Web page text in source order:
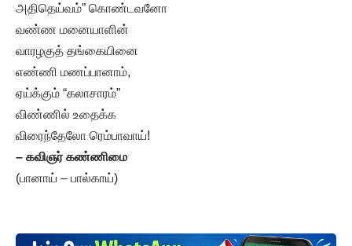
அதிதெய்வம்” கொண்டவனோ
வண்ண மனையாளின்
வாரழகுத் தங்கையினை
எண்ணி மணப்பானாம்,
ஏய்க்கும் “கலாசாரம்”
விண்ணில் உதைக்க
விரைந்தேலோ ரெம்பாவாய்!
– கவிஞர் கண்ணிமை
(பானாய் – பால்காய்)